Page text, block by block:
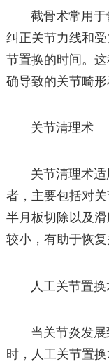
截骨术常用
纠正关节力线和
节置换的时间。
确导致的关节畸形
关节清理术
关节清理术
者，主要包括对
半月板切除以及
较小，有助于恢复
人工关节置
当关节炎发
时，人工关节置